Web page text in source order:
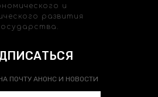
и
развития
ПОЧТУ АНОНС И НОВОСТИ